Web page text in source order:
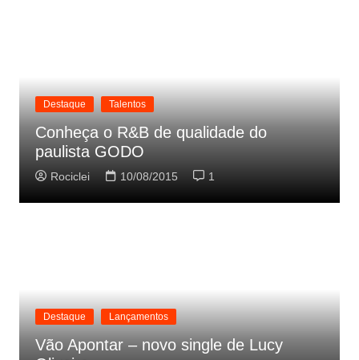
Destaque Talentos
Conheça o R&B de qualidade do
paulista GODO
Rociclei 10/08/2015 1
Destaque Lançamentos
Vão Apontar – novo single de Lucy